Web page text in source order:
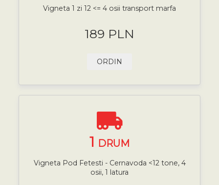
Vigneta 1 zi 12 <= 4 osii transport marfa
189 PLN
ORDIN
1 DRUM
Vigneta Pod Fetesti - Cernavoda <12 tone, 4
osii, 1 latura